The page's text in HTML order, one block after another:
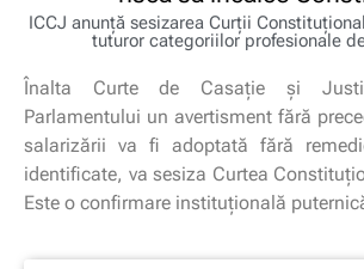
ICCJ anunță sesizarea Curții
tuturor categoriilor profesionale
Înalta Curte de Casație și
Parlamentului un avertisment fără
salarizării va fi adoptată fără
identificate, va sesiza Curtea
Este o confirmare instituțională